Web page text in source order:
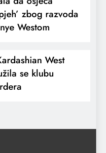
zbog razvoda
Westom
West
se klubu